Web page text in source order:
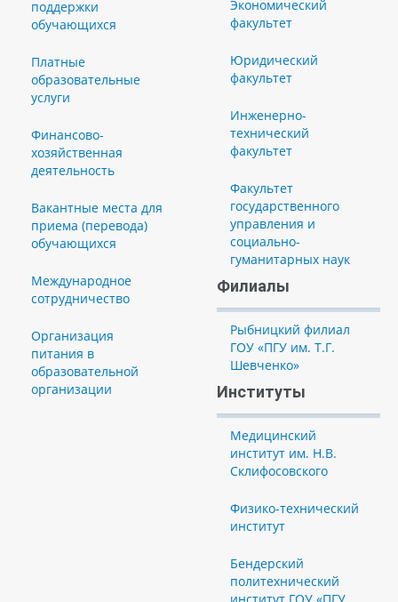
поддержки
обучающихся
Платные
образовательные
услуги
Финансово-
хозяйственная
деятельность
Вакантные места для
приема (перевода)
обучающихся
Международное
сотрудничество
Организация
питания в
образовательной
организации
Экономический
факультет
Юридический
факультет
Инженерно-
технический
факультет
Факультет
государственного
управления и
социально-
гуманитарных наук
Филиалы
Рыбницкий филиал
ГОУ «ПГУ им. Т.Г.
Шевченко»
Институты
Медицинский
институт им. Н.В.
Склифосовского
Физико-технический
институт
Бендерский
политехнический
институт ГОУ «ПГУ